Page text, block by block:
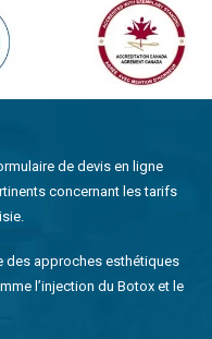
de devis en ligne
concernant les tarifs
des approches esthétiques
l’injection du Botox et le